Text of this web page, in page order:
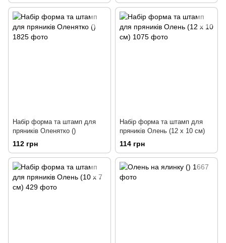
Набір форма та штамп для
пряників Оленятко ()
112 грн
Набір форма та штамп для
пряників Олень (12 х 10 см)
114 грн